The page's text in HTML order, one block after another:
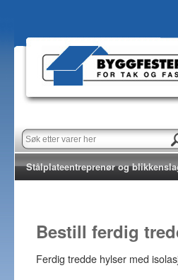
Stålplateentreprenør og
Bestill ferdig
Ferdig tredde hylser med